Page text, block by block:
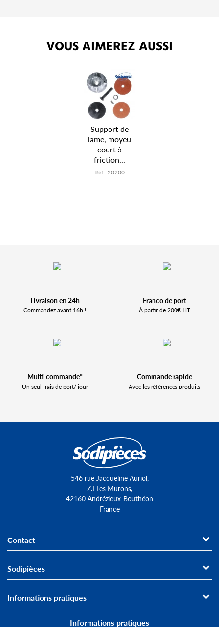
VOUS AIMEREZ AUSSI
Support de
lame, moyeu
court à
friction...
Réf : 20200
Livraison en 24h
Commandez avant 16h !
Franco de port
À partir de 200€ HT
Multi-commande*
Un seul frais de port/ jour
Commande rapide
Avec les références produits
546 rue Jacqueline Auriol,
Z.I Les Murons,
42160 Andrézieux-Bouthéon
France
Contact
Sodipièces
Informations pratiques
Informations pratiques